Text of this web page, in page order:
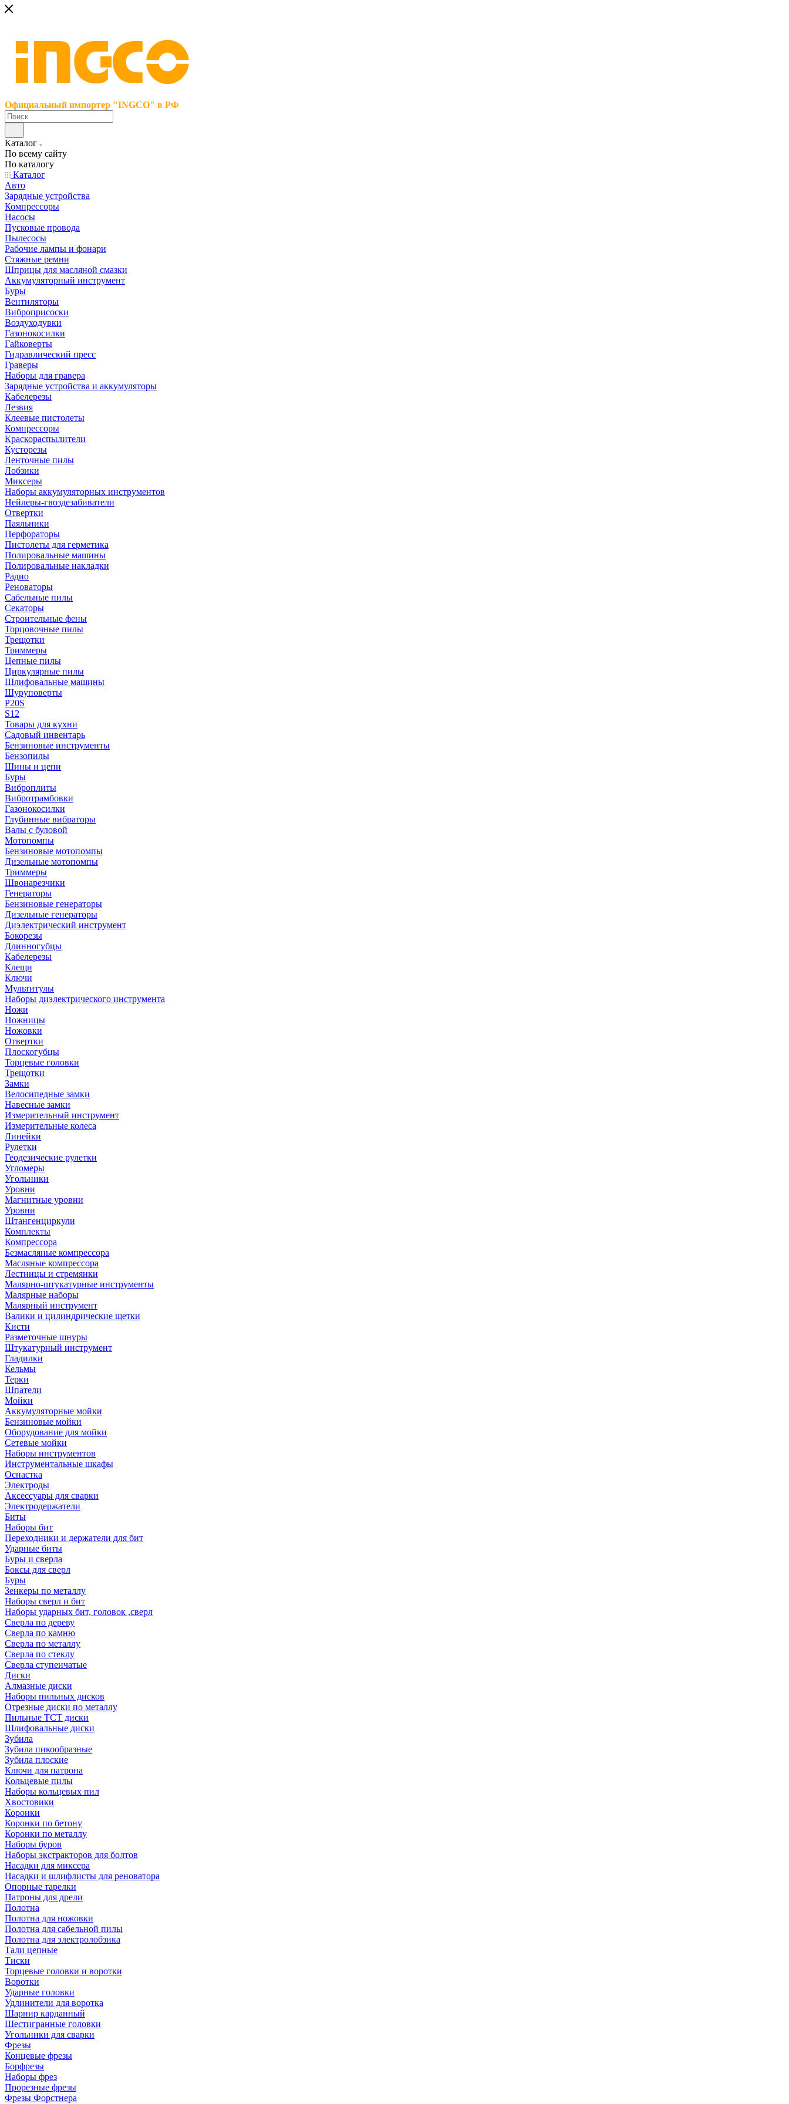
Официальный импортер "INGCO" в РФ
Каталог
По всему сайту
По каталогу
Каталог
Авто
Зарядные устройства
Компрессоры
Насосы
Пусковые провода
Пылесосы
Рабочие лампы и фонари
Стяжные ремни
Шприцы для масляной смазки
Аккумуляторный инструмент
Буры
Вентиляторы
Виброприсоски
Воздуходувки
Газонокосилки
Гайковерты
Гидравлический пресс
Граверы
Наборы для гравера
Зарядные устройства и аккумуляторы
Кабелерезы
Лезвия
Клеевые пистолеты
Компрессоры
Краскораспылители
Кусторезы
Ленточные пилы
Лобзики
Миксеры
Наборы аккумуляторных инструментов
Нейлеры-гвоздезабиватели
Отвертки
Паяльники
Перфораторы
Пистолеты для герметика
Полировальные машины
Полировальные накладки
Радио
Реноваторы
Сабельные пилы
Секаторы
Строительные фены
Торцовочные пилы
Трещотки
Триммеры
Цепные пилы
Циркулярные пилы
Шлифовальные машины
Шуруповерты
P20S
S12
Товары для кухни
Садовый инвентарь
Бензиновые инструменты
Бензопилы
Шины и цепи
Буры
Виброплиты
Вибротрамбовки
Газонокосилки
Глубинные вибраторы
Валы с буловой
Мотопомпы
Бензиновые мотопомпы
Дизельные мотопомпы
Триммеры
Швонарезчики
Генераторы
Бензиновые генераторы
Дизельные генераторы
Диэлектрический инструмент
Бокорезы
Длинногубцы
Кабелерезы
Клещи
Ключи
Мультитулы
Наборы диэлектрического инструмента
Ножи
Ножницы
Ножовки
Отвертки
Плоскогубцы
Торцевые головки
Трещотки
Замки
Велосипедные замки
Навесные замки
Измерительный инструмент
Измерительные колеса
Линейки
Рулетки
Геодезические рулетки
Угломеры
Угольники
Уровни
Магнитные уровни
Уровни
Штангенциркули
Комплекты
Компрессора
Безмасляные компрессора
Масляные компрессора
Лестницы и стремянки
Малярно-штукатурные инструменты
Малярные наборы
Малярный инструмент
Валики и цилиндрические щетки
Кисти
Разметочные шнуры
Штукатурный инструмент
Гладилки
Кельмы
Терки
Шпатели
Мойки
Аккумуляторные мойки
Бензиновые мойки
Оборудование для мойки
Сетевые мойки
Наборы инструментов
Инструментальные шкафы
Оснастка
Электроды
Аксессуары для сварки
Электродержатели
Биты
Наборы бит
Переходники и держатели для бит
Ударные биты
Буры и сверла
Боксы для сверл
Буры
Зенкеры по металлу
Наборы сверл и бит
Наборы ударных бит, головок ,сверл
Сверла по дереву
Сверла по камню
Сверла по металлу
Сверла по стеклу
Сверла ступенчатые
Диски
Алмазные диски
Наборы пильных дисков
Отрезные диски по металлу
Пильные TCT диски
Шлифовальные диски
Зубила
Зубила пикообразные
Зубила плоские
Ключи для патрона
Кольцевые пилы
Наборы кольцевых пил
Хвостовики
Коронки
Коронки по бетону
Коронки по металлу
Наборы буров
Наборы экстракторов для болтов
Насадки для миксера
Насадки и шлифлисты для реноватора
Опорные тарелки
Патроны для дрели
Полотна
Полотна для ножовки
Полотна для сабельной пилы
Полотна для электролобзика
Тали цепные
Тиски
Торцевые головки и воротки
Воротки
Ударные головки
Удлинители для воротка
Шарнир карданный
Шестигранные головки
Угольники для сварки
Фрезы
Концевые фрезы
Борфрезы
Наборы фрез
Прорезные фрезы
Фрезы Форстнера